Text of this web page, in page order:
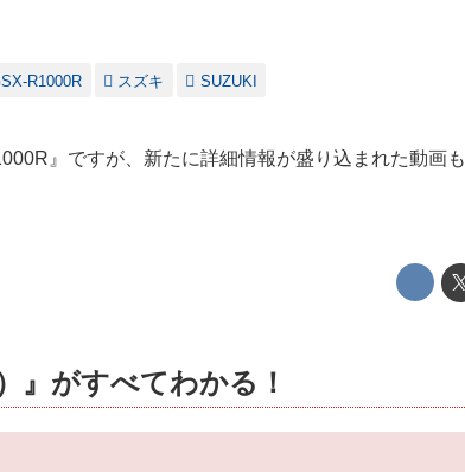
R1000R スズキ SUZUKI
』ですが、新たに詳細情報が盛り込まれた動画も
』がすべてわかる！